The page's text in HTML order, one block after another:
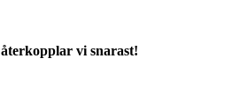
vi snarast!